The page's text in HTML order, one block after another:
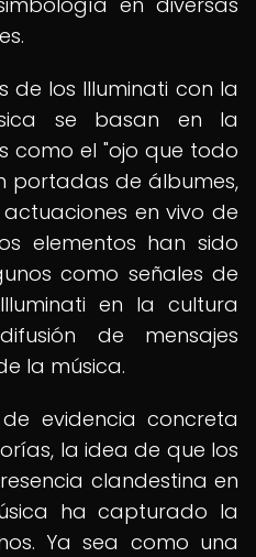
de los Illuminati con la
se basan en la
como el "ojo que todo
portadas de álbumes,
en vivo de
elementos han sido
como señales de
en la cultura
de mensajes
la música.
evidencia concreta
la idea de que los
clandestina en
ha capturado la
Ya sea como una